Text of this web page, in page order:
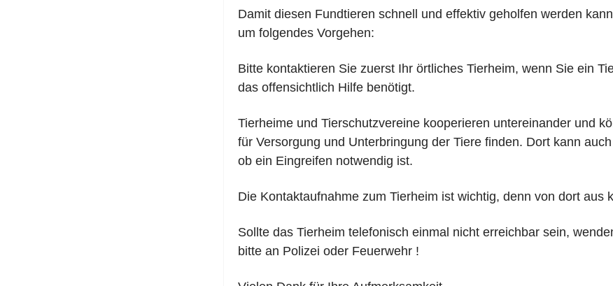
Damit diesen Fundtieren schnell und effektiv geholfen werden
um folgendes Vorgehen:
Bitte kontaktieren Sie zuerst Ihr örtliches Tierheim, wenn Sie ein
das offensichtlich Hilfe benötigt.
Tierheime und Tierschutzvereine kooperieren untereinander und
für Versorgung und Unterbringung der Tiere finden. Dort kann
ob ein Eingreifen notwendig ist.
Die Kontaktaufnahme zum Tierheim ist wichtig, denn von dort aus
Sollte das Tierheim telefonisch einmal nicht erreichbar sein,
bitte an Polizei oder Feuerwehr !